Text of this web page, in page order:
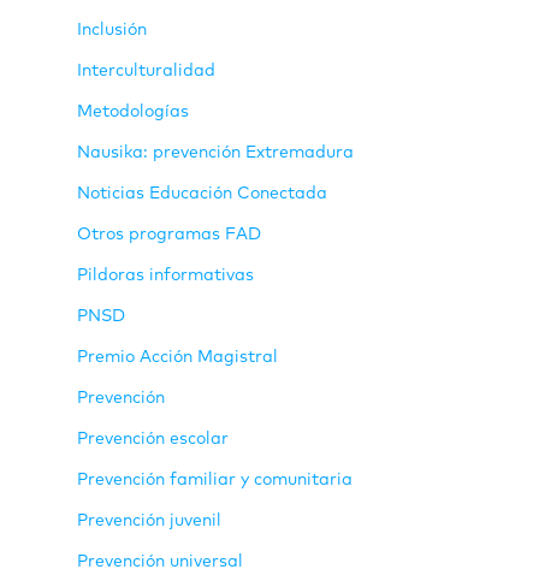
Inclusión
Interculturalidad
Metodologías
Nausika: prevención Extremadura
Noticias Educación Conectada
Otros programas FAD
Pildoras informativas
PNSD
Premio Acción Magistral
Prevención
Prevención escolar
Prevención familiar y comunitaria
Prevención juvenil
Prevención universal